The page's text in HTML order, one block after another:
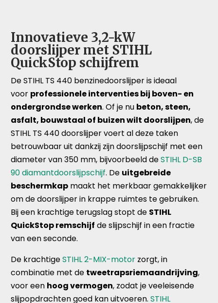
Innovatieve 3,2-kW
doorslijper met STIHL
QuickStop schijfrem
De STIHL TS 440 benzinedoorslijper is ideaal
voor professionele interventies bij boven- en
ondergrondse werken. Of je nu beton, steen,
asfalt, bouwstaal of buizen wilt doorslijpen, de
STIHL TS 440 doorslijper voert al deze taken
betrouwbaar uit dankzij zijn doorslijpschijf met een
diameter van 350 mm, bijvoorbeeld deSTIHL D-SB
90 diamantdoorslijpschijf. De uitgebreide
beschermkap maakt het merkbaar gemakkelijker
om de doorslijper in krappe ruimtes te gebruiken.
Bij een krachtige terugslag stopt de STIHL
QuickStop remschijf de slijpschijf in een fractie
van een seconde.
De krachtigeSTIHL 2-MIX-motor zorgt, in
combinatie met de tweetrapsriemaandrijving,
voor een hoog vermogen, zodat je veeleisende
slijpopdrachten goed kan uitvoeren.STIHL